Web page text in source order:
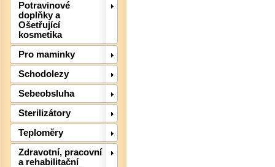
Potravinové
doplňky a
Ošetřující
kosmetika
Pro maminky
Schodolezy
Sebeobsluha
Sterilizátory
Teploměry
Zdravotní, pracovní
a rehabilitační